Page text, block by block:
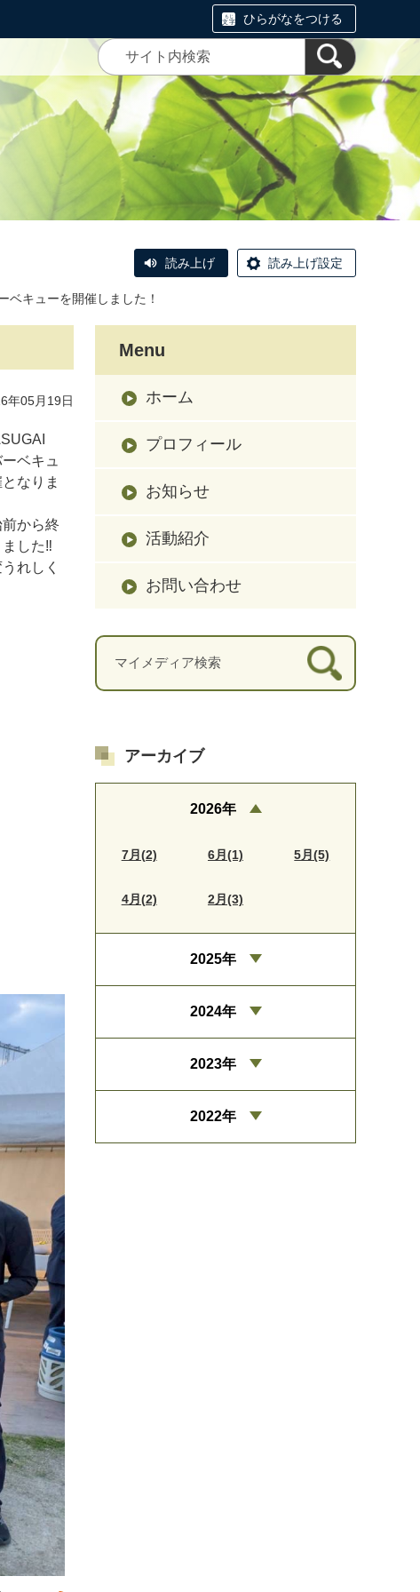
ひらがなをつける
読み上げ 読み上げ設定
ベキューを開催しました！
年05月19日
ベキュ
なりま
から終
した‼
れしく
Menu
ホーム
プロフィール
お知らせ
活動紹介
お問い合わせ
アーカイブ
2026年
7月(2) 6月(1) 5月(5)
4月(2) 2月(3)
2025年
2024年
2023年
2022年